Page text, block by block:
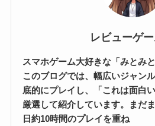
レビューゲ
スマホゲーム大好きな「みとみ
このブログでは、幅広いジャン
底的にプレイし、「これは面白
厳選して紹介しています。まだ
日約10時間のプレイを重ね